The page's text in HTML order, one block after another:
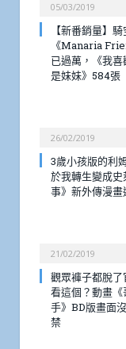
05/03/2019
【新番銷量】
《Manaria
已過萬，《我
是妹妹》584張
26/02/2019
3歲小孩版的利
於我轉生變成史
事》新外傳漫畫
21/02/2019
觀眾褲子都脫了
看這個？動畫《
手》BD版畫面
禁